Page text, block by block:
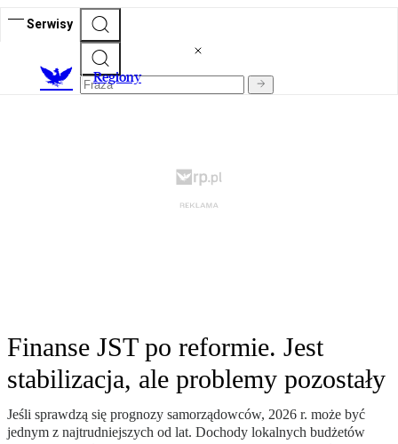
Serwisy
Regiony
Finanse JST po reformie. Jest
stabilizacja, ale problemy pozostały
Jeśli sprawdzą się prognozy samorządowców, 2026 r. może być
jednym z najtrudniejszych od lat. Dochody lokalnych budżetów